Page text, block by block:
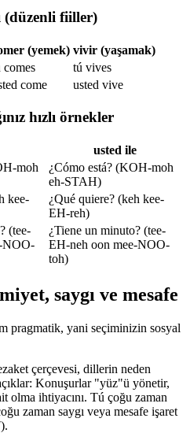
(düzenli fiiller)
(yemek) vivir (yaşamak)
comes
tú vives
come usted vive
hızlı örnekler
usted ile
moh
¿Cómo está? (KOH-moh
eh-STAH)
kee-
¿Qué quiere? (keh kee-
EH-reh)
(tee-
NOO-
¿Tiene un minuto? (tee-
EH-neh oon mee-NOO-
toh)
saygı ve mesafe
pragmatik, yani seçiminizin sosyal
çerçevesi, dillerin neden
Konuşurlar "yüz"ü yönetir,
olma ihtiyacını. Tú çoğu zaman
zaman saygı veya mesafe işaret